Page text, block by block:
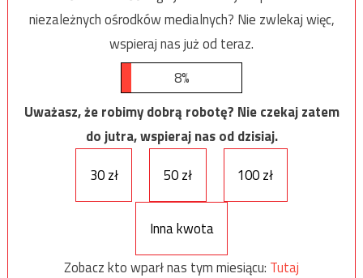
niezależnych ośrodków medialnych? Nie zwlekaj więc,
wspieraj nas już od teraz.
8%
Uważasz, że robimy dobrą robotę? Nie czekaj zatem
do jutra, wspieraj nas od dzisiaj.
30 zł
50 zł 100 zł
Inna kwota
Zobacz kto wparł nas tym miesiącu: Tutaj